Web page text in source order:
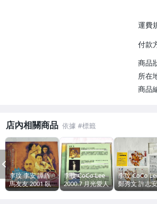
運費
付款
商品
所在
商品
店內相關商品
李玟 李安 譚盾
馬友友 2001 臥
虎藏龍 電影原聲
李玟 CoCo Lee
2000.7 月光愛人
臥虎藏龍 中文主
李玟 CoCo
鄭秀文 許志安
梁漢文 1993
PREV